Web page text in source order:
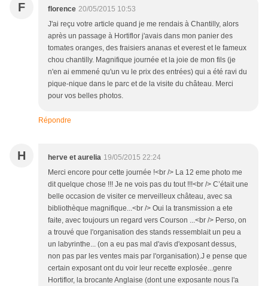
F florence 20/05/2015 10:53
J'ai reçu votre article quand je me rendais à Chantilly, alors
après un passage à Hortiflor j'avais dans mon panier des
tomates oranges, des fraisiers ananas et everest et le fameux
chou chantilly. Magnifique journée et la joie de mon fils (je
n'en ai emmené qu'un vu le prix des entrées) qui a été ravi du
pique-nique dans le parc et de la visite du château. Merci
pour vos belles photos.
Répondre
H herve et aurelia 19/05/2015 22:24
Merci encore pour cette journée !<br /> La 12 eme photo me
dit quelque chose !!! Je ne vois pas du tout !!!<br /> C’était une
belle occasion de visiter ce merveilleux château, avec sa
bibliothèque magnifique...<br /> Oui la transmission a ete
faite, avec toujours un regard vers Courson ...<br /> Perso, on
a trouvé que l'organisation des stands ressemblait un peu a
un labyrinthe... (on a eu pas mal d'avis d'exposant dessus,
non pas par les ventes mais par l'organisation).J e pense que
certain exposant ont du voir leur recette explosée...genre
Hortiflor, la brocante Anglaise (dont une exposante nous l'a